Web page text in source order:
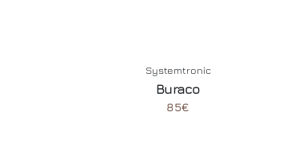
Systemtronic
Buraco
85€